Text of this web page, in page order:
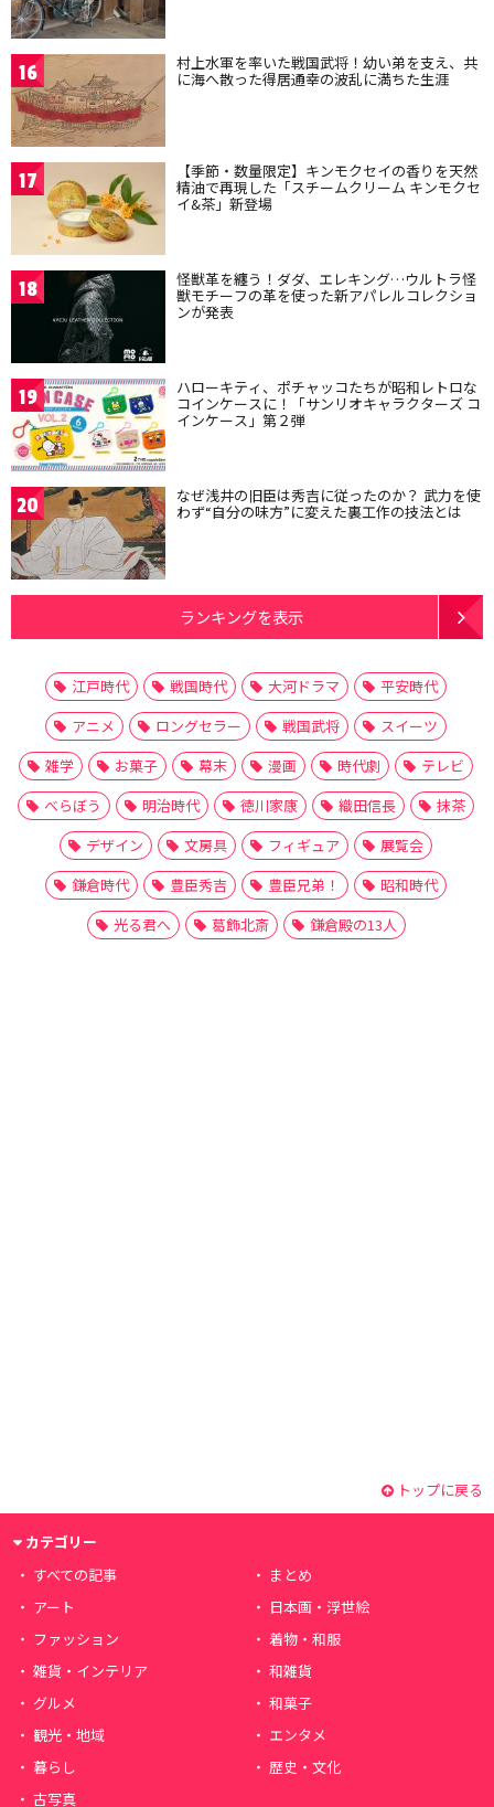
16 村上水軍を率いた戦国武将！幼い弟を支え、共
に海へ散った得居通幸の波乱に満ちた生涯
17 【季節・数量限定】キンモクセイの香りを天然
精油で再現した「スチームクリーム キンモクセ
イ&茶」新登場
18 怪獣革を纏う！ダダ、エレキング…ウルトラ怪
獣モチーフの革を使った新アパレルコレクショ
ンが発表
19 ハローキティ、ポチャッコたちが昭和レトロな
コインケースに！「サンリオキャラクターズ コ
インケース」第２弾
20 なぜ浅井の旧臣は秀吉に従ったのか？ 武力を使
わず“自分の味方”に変えた裏工作の技法とは
ランキングを表示
江戸時代 戦国時代 大河ドラマ
平安時代
アニメ
ロングセラー 戦国武将
スイーツ
雑学
お菓子 幕末 漫画 時代劇
テレビ
べらぼう
明治時代 徳川家康 織田信長
抹茶
デザイン
文房具 フィギュア
展覧会
鎌倉時代
豊臣秀吉 豊臣兄弟！
昭和時代
光る君へ
葛飾北斎 鎌倉殿の13人
トップに戻る
カテゴリー
すべての記事
まとめ
アート
日本画・浮世絵
ファッション
着物・和服
雑貨・インテリア
和雑貨
グルメ
和菓子
観光・地域
エンタメ
暮らし
歴史・文化
古写真